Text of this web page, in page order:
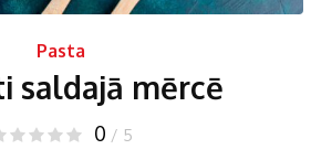
Pasta
saldajā mērcē
0 / 5